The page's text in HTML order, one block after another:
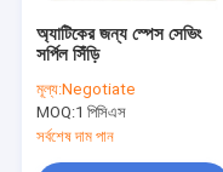
অ্যাটিকের জন্য স্পেস সেভিং
সর্পিল সিঁড়ি
মূল্য:Negotiate
MOQ:1 পিসিএস
সর্বশেষ দাম পান